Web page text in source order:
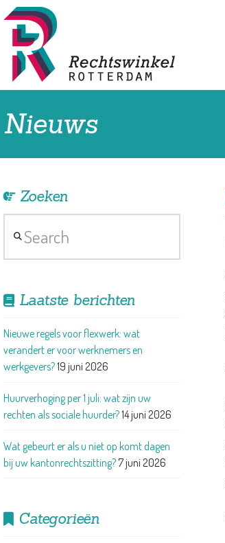
Nieuws
Zoeken
Laatste berichten
Nieuwe regels voor flexwerk: wat
verandert er voor werknemers en
werkgevers?19 juni 2026
Huurverhoging per 1 juli: wat zijn uw
rechten als sociale huurder?14 juni 2026
Wat gebeurt er als u niet op komt dagen
bij uw kantonrechtszitting?7 juni 2026
Categorieën